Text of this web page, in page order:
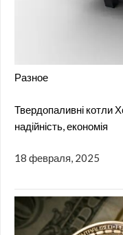
Разное
Твердопаливні котли
надійність, економія
18 февраля, 2025